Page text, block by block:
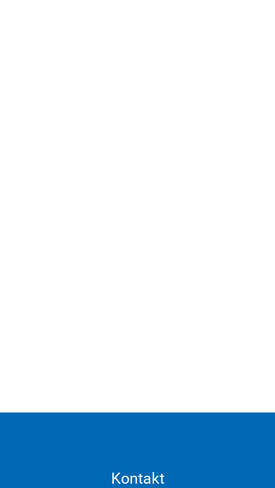
Kontakt